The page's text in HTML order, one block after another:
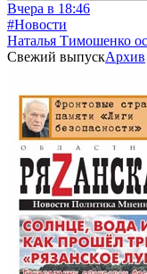
Вчера в 18:46
#Новости
Наталья Тимошенко
Свежий выпускАрхив